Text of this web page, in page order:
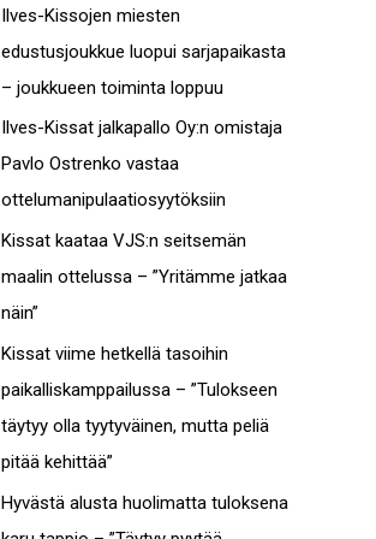
c
h
f
o
r
Ilves-Kissojen miesten
edustusjoukkue luopui sarjapaikasta
– joukkueen toiminta loppuu
Ilves-Kissat jalkapallo Oy:n omistaja
Pavlo Ostrenko vastaa
ottelumanipulaatiosyytöksiin
Kissat kaataa VJS:n seitsemän
maalin ottelussa – ”Yritämme jatkaa
näin”
Kissat viime hetkellä tasoihin
paikalliskamppailussa – ”Tulokseen
täytyy olla tyytyväinen, mutta peliä
pitää kehittää”
Hyvästä alusta huolimatta tuloksena
t
o